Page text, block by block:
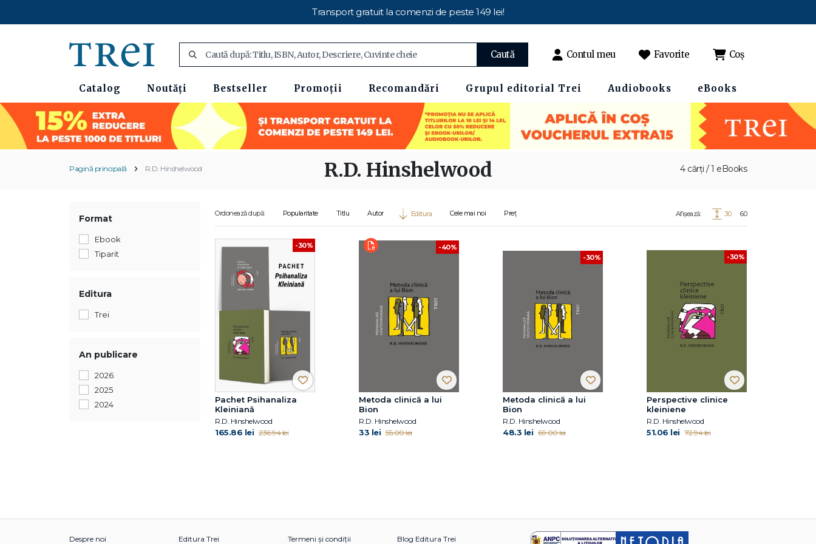
Transport gratuit la comenzi de peste 149 lei!
Caută Contul meu Favorite Coș
Catalog Noutăți Bestseller Promoții Recomandări Grupul editorial Trei Audiobooks eBooks
Pagină principală R.D. Hinshelwood 4 cărți / 1 eBooks
R.D. Hinshelwood
Format
Ebook
Tiparit
Editura
Trei
An publicare
2026
2025
2024
Ordonează după: Popularitate Titlu Autor Editura Cele mai noi Preț Afișează: 30 60
-30%
Pachet Psihanaliza
Kleiniană
R.D. Hinshelwood
165.86 lei 236.94 lei
-40%
Metoda clinică a lui
Bion
R.D. Hinshelwood
33 lei 55.00 lei
-30%
Metoda clinică a lui
Bion
R.D. Hinshelwood
48.3 lei 69.00 lei
-30%
Perspective clinice
kleiniene
R.D. Hinshelwood
51.06 lei 72.94 lei
Despre noi Editura Trei Termeni și condiții Blog Editura Trei